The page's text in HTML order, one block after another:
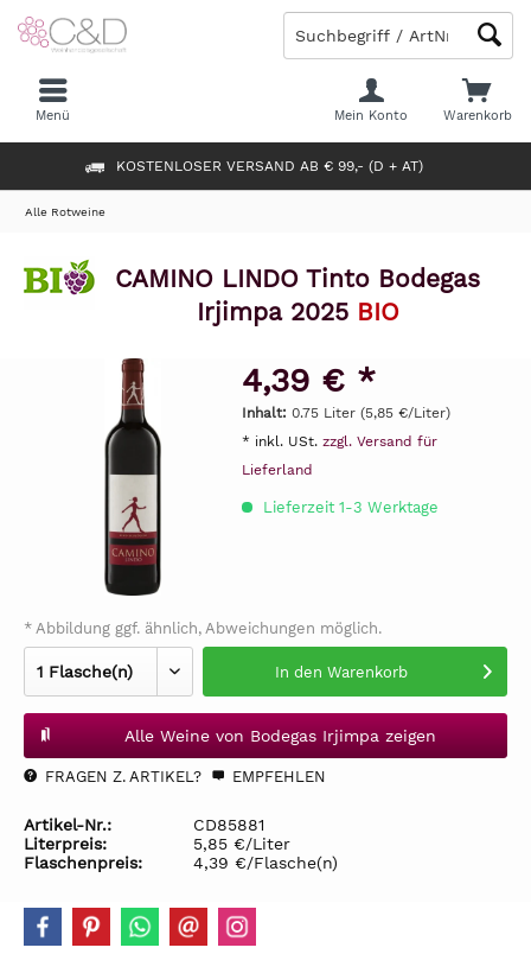
KOSTENLOSER VERSAND AB € 99,- (D + AT)
Warenkorb
Mein Konto
Menü
Alle Rotweine
CAMINO LINDO Tinto Bodegas
Irjimpa 2025 BIO
4,39 € *
Inhalt: 0.75 Liter (5,85 €/Liter)
* inkl. USt. zzgl. Versand für
Lieferland
Lieferzeit 1-3 Werktage
* Abbildung ggf. ähnlich, Abweichungen möglich.
In den Warenkorb
Alle Weine von Bodegas Irjimpa zeigen
FRAGEN Z. ARTIKEL? EMPFEHLEN
Artikel-Nr.:
CD85881
Literpreis:
5,85 €/Liter
Flaschenpreis:
4,39 €/Flasche(n)